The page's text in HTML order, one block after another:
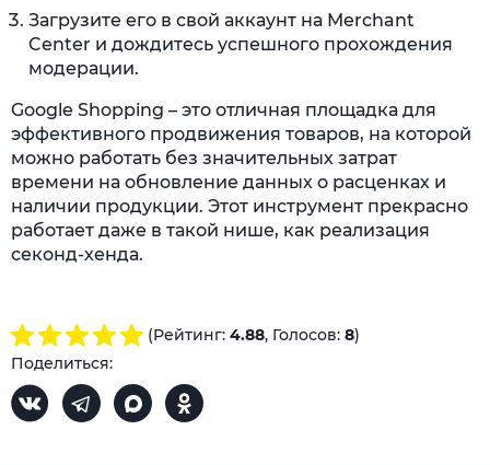
Загрузите его в свой аккаунт на Merchant
Center и дождитесь успешного прохождения
модерации.
Google Shopping – это отличная площадка для
эффективного продвижения товаров, на которой
можно работать без значительных затрат
времени на обновление данных о расценках и
наличии продукции. Этот инструмент прекрасно
работает даже в такой нише, как реализация
секонд-хенда.
(Рейтинг: 4.88, Голосов: 8)
Поделиться: